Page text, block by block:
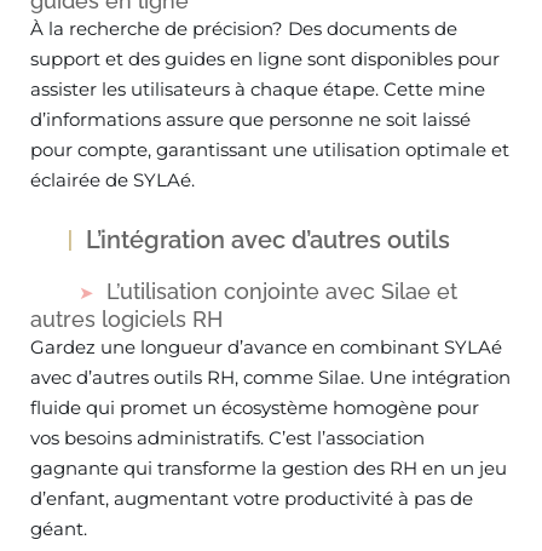
À la recherche de précision? Des documents de
support et des guides en ligne sont disponibles pour
assister les utilisateurs à chaque étape. Cette mine
d’informations assure que personne ne soit laissé
pour compte, garantissant une utilisation optimale et
éclairée de SYLAé.
L’intégration avec d’autres outils
L’utilisation conjointe avec Silae et
autres logiciels RH
Gardez une longueur d’avance en combinant SYLAé
avec d’autres outils RH, comme Silae. Une intégration
fluide qui promet un écosystème homogène pour
vos besoins administratifs. C’est l’association
gagnante qui transforme la gestion des RH en un jeu
d’enfant, augmentant votre productivité à pas de
géant.